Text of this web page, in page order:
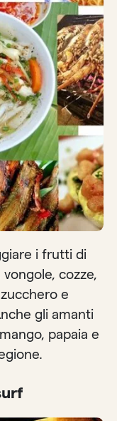
i frutti di
cozze,
e
gli amanti
papaia e